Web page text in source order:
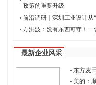
政策的重要升级
前沿调研｜深圳工业设计从
方洪波：没有东西可守！一
最新企业风采
东方麦
美的：